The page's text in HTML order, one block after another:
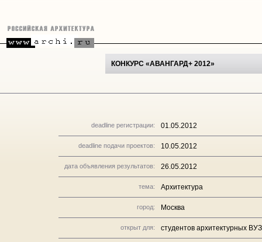
КОНКУРС «АВАНГАРД+ 2012»
deadline регистрации: 01.05.2012
deadline подачи проектов: 10.05.2012
дата объявления результатов: 26.05.2012
тема: Архитектура
город: Москва
открыт для: студентов архитектурных